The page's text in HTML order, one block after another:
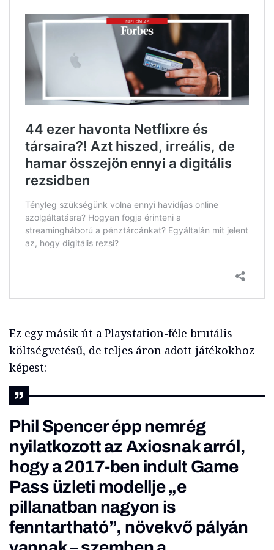
Ez egy másik út a Playstation-féle brutális
költségvetésű, de teljes áron adott játékokhoz
képest:
Phil Spencer épp nemrég
nyilatkozott azAxiosnakarról,
hogy a 2017-ben indult Game
Pass üzleti modellje „e
pillanatban nagyon is
fenntartható”, növekvő pályán